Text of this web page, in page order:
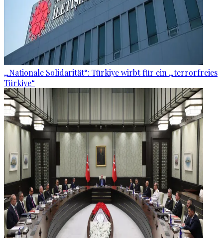
„Nationale Solidarität“: Türkiye wirbt für ein „terrorfreies
Türkiye“